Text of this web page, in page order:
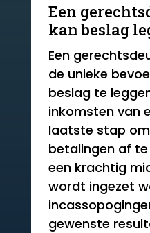
Een
kan beslag
Een
de unieke
beslag te
inkomsten van
laatste stap
betalingen af
een krachtig
wordt ingezet
gewenste